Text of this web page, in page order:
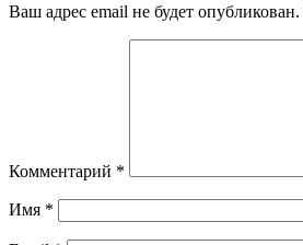
Ваш адрес email не будет опубликован.
Комментарий *
Имя *